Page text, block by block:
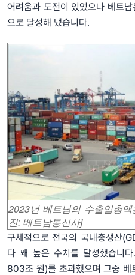
어려움과 도전이 있었으나 베트
으로 달성해 냈습니다.
2023년 베트남의 수출입총
진: 베트남통신사]
구체적으로 전국의 국내총생산
다 꽤 높은 수치를 달성했습니
803조 원)를 초과했으며 그중